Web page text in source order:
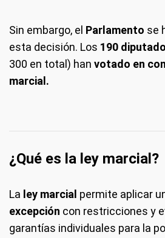
Sin embargo, el Parlamento se
esta decisión. Los 190
300 en total) han votado en
marcial.
¿Qué es la ley marcial?
La ley marcial permite aplicar
excepción con restricciones y
garantías individuales para la